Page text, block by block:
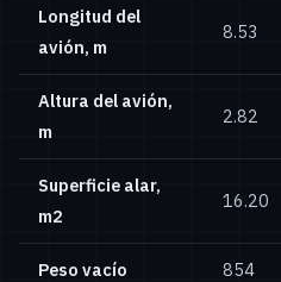
Longitud del
avión, m
8.53
Altura del avión,
m
2.82
Superficie alar,
m2
16.20
Peso vacío 854